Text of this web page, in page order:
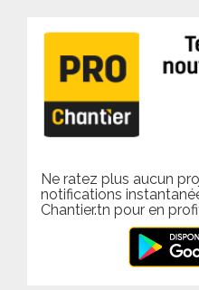
Ne ratez plus aucun
notifications
Chantier.tn pour en